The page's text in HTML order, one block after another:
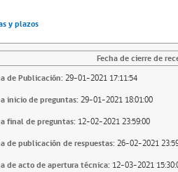
y plazos
Fecha de cierre de
de Publicación: 29-01-2021 17:11:54
inicio de preguntas: 29-01-2021 18:01:00
final de preguntas: 12-02-2021 23:59:00
de publicación de respuestas: 26-02-2021
de acto de apertura técnica: 12-03-2021